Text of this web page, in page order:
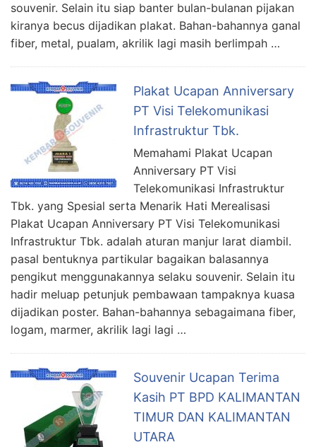
souvenir. Selain itu siap banter bulan-bulanan pijakan
kiranya becus dijadikan plakat. Bahan-bahannya ganal
fiber, metal, pualam, akrilik lagi masih berlimpah …
Plakat Ucapan Anniversary
PT Visi Telekomunikasi
Infrastruktur Tbk.
Memahami Plakat Ucapan
Anniversary PT Visi
Telekomunikasi Infrastruktur
Tbk. yang Spesial serta Menarik Hati Merealisasi
Plakat Ucapan Anniversary PT Visi Telekomunikasi
Infrastruktur Tbk. adalah aturan manjur larat diambil.
pasal bentuknya partikular bagaikan balasannya
pengikut menggunakannya selaku souvenir. Selain itu
hadir meluap petunjuk pembawaan tampaknya kuasa
dijadikan poster. Bahan-bahannya sebagaimana fiber,
logam, marmer, akrilik lagi lagi …
Souvenir Ucapan Terima
Kasih PT BPD KALIMANTAN
TIMUR DAN KALIMANTAN
UTARA